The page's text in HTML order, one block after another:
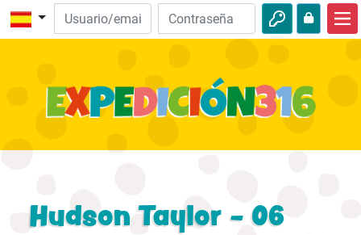
Descubre la Biblia
Aventuras
Hudson Taylor - 06